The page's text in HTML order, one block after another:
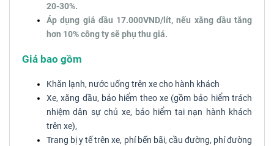
20-30%.
Áp dụng giá dầu 17.000VND/lít, nếu xăng dầu tăng
hơn 10% công ty sẽ phụ thu giá.
Giá bao gồm
Khăn lạnh, nước uống trên xe cho hành khách
Xe, xăng dầu, bảo hiểm theo xe (gồm bảo hiểm trách
nhiệm dân sự chủ xe, bảo hiểm tai nạn hành khách
trên xe),
Trang bị y tế trên xe, phí bến bãi, cầu đường, phí đường